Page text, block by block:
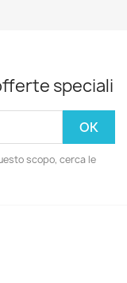
speciali
scopo, cerca le